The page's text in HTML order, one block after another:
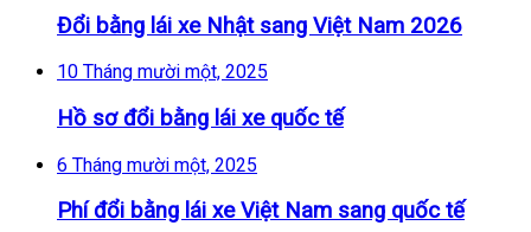
Đổi bằng lái xe Nhật sang Việt Nam 2026
10 Tháng mười một, 2025
Hồ sơ đổi bằng lái xe quốc tế
6 Tháng mười một, 2025
Phí đổi bằng lái xe Việt Nam sang quốc tế